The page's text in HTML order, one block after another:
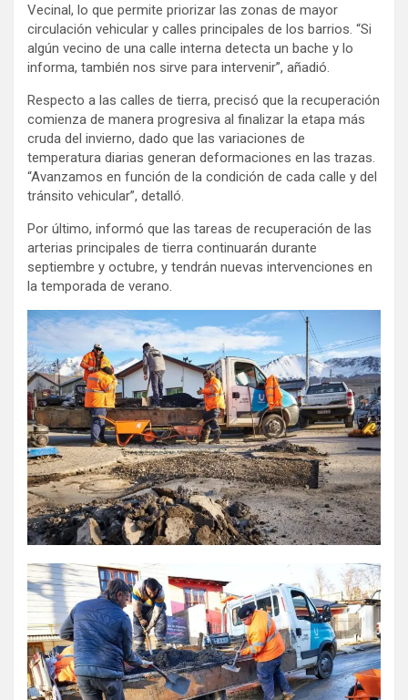
Vecinal, lo que permite priorizar las zonas de mayor
circulación vehicular y calles principales de los barrios. “Si
algún vecino de una calle interna detecta un bache y lo
informa, también nos sirve para intervenir”, añadió.
Respecto a las calles de tierra, precisó que la recuperación
comienza de manera progresiva al finalizar la etapa más
cruda del invierno, dado que las variaciones de
temperatura diarias generan deformaciones en las trazas.
“Avanzamos en función de la condición de cada calle y del
tránsito vehicular”, detalló.
Por último, informó que las tareas de recuperación de las
arterias principales de tierra continuarán durante
septiembre y octubre, y tendrán nuevas intervenciones en
la temporada de verano.